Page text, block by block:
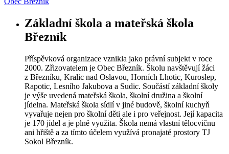
Základní škola a mateřská škola
Březník
Příspěvková organizace vznikla jako právní subjekt v roce
2000. Zřizovatelem je Obec Březník. Školu navštěvují žáci
z Březníku, Kralic nad Oslavou, Horních Lhotic, Kuroslep,
Rapotic, Lesního Jakubova a Sudic. Součástí základní školy
je výše uvedená mateřská škola, školní družina a školní
jídelna. Mateřská škola sídlí v jiné budově, školní kuchyň
vyvařuje nejen pro školní děti ale i pro veřejnost. Její kapacita
je 170 jídel a je plně využita. Škola nemá vlastní tělocvičnu
ani hřiště a za tímto účelem využívá pronajaté prostory TJ
Sokol Březník.